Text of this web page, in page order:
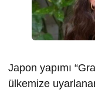
Japon yapımı
ülkemize